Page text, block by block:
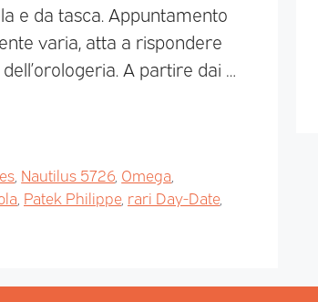
e da tasca. Appuntamento
varia, atta a rispondere
A partire dai …
Nautilus 5726 Omega
Patek Philippe, rari Day-Date,